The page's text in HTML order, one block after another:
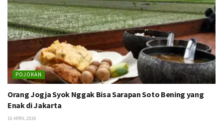
POJOKAN
Orang Jogja Syok Nggak Bisa Sarapan Soto Bening yang
Enak di Jakarta
16 APRIL 2026